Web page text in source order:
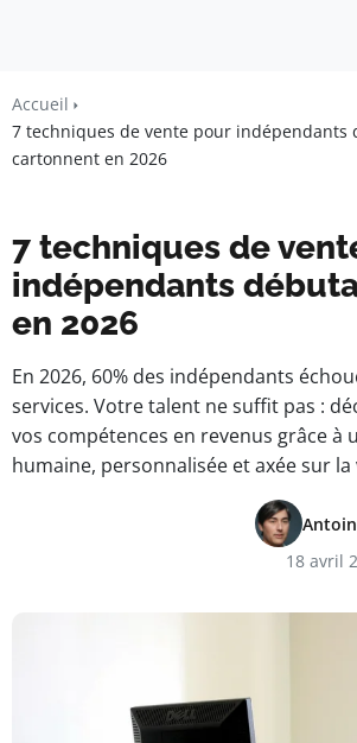
Liberté • Connaissance
Accueil
7 techniques de vente pour indépendants
cartonnent en 2026
7 techniques de
indépendants
en 2026
En 2026, 60% des indépendants
services. Votre talent ne suffit pas :
vos compétences en revenus grâce à
humaine, personnalisée et axée sur
18 avril